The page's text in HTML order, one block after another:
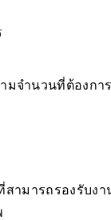
มจำนวนที่ต้องกา
สามารถรองรับง